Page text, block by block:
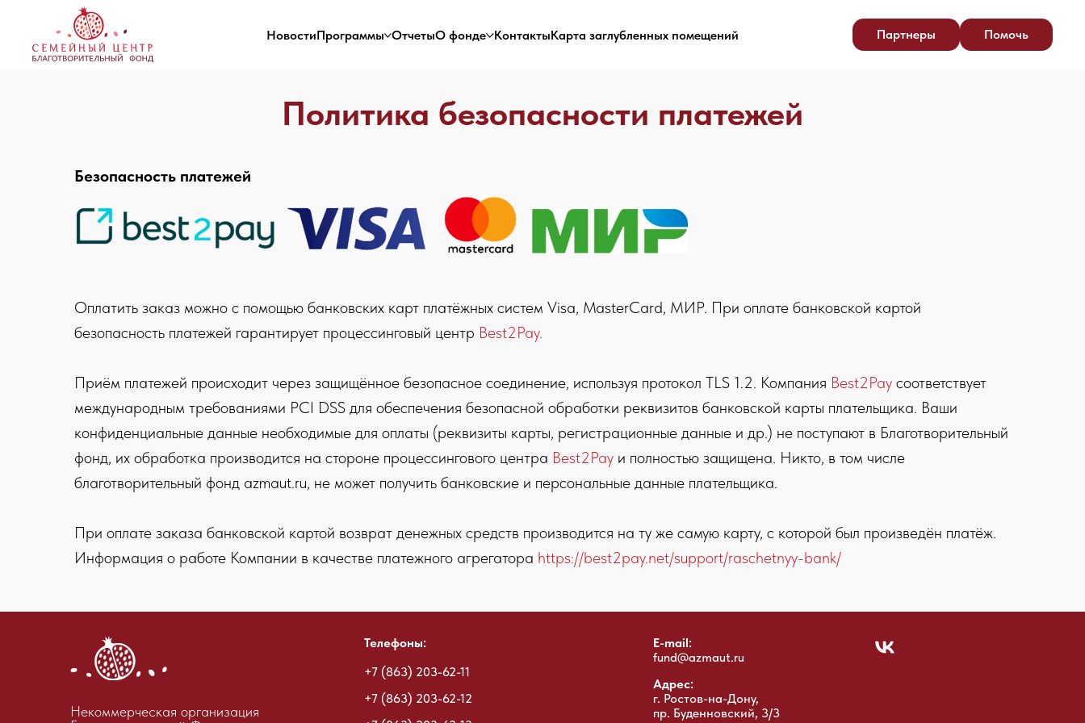
НовостиПрограммы ОтчетыО фонде КонтактыКарта заглубленных помещений Партнеры Помочь
Политика безопасности платежей
Безопасность платежей
Оплатить заказ можно с помощью банковских карт платёжных систем Visa, MasterCard, МИР. При оплате банковской картой
безопасность платежей гарантирует процессинговый центр Best2Pay.
Приём платежей происходит через защищённое безопасное соединение, используя протокол TLS 1.2. Компания Best2Pay соответствует
международным требованиями PCI DSS для обеспечения безопасной обработки реквизитов банковской карты плательщика. Ваши
конфиденциальные данные необходимые для оплаты (реквизиты карты, регистрационные данные и др.) не поступают в Благотворительный
фонд, их обработка производится на стороне процессингового центра Best2Pay и полностью защищена. Никто, в том числе
благотворительный фонд azmaut.ru, не может получить банковские и персональные данные плательщика.
При оплате заказа банковской картой возврат денежных средств производится на ту же самую карту, с которой был произведён платёж.
Информация о работе Компании в качестве платежного агрегатора https://best2pay.net/support/raschetnyy-bank/
Некоммерческая организация
Телефоны:
+7 (863) 203-62-11
+7 (863) 203-62-12
E-mail:
fund@azmaut.ru
Адрес:
г. Ростов-на-Дону,
пр. Буденновский, 3/3